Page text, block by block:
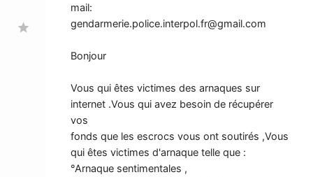
star
mail:
gendarmerie.police.interpol.fr@gmail.com
Bonjour
Vous qui êtes victimes des arnaques sur
internet .Vous qui avez besoin de récupérer
vos
fonds que les escrocs vous ont soutirés ,Vous
qui êtes victimes d'arnaque telle que :
°Arnaque sentimentales ,